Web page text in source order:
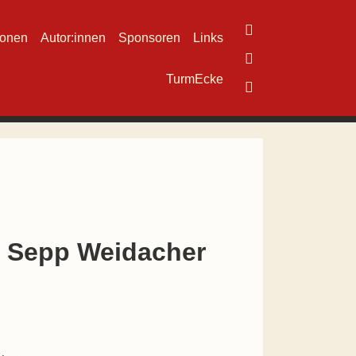
Autor:innen Sponsoren Links
TurmEcke
Weidacher